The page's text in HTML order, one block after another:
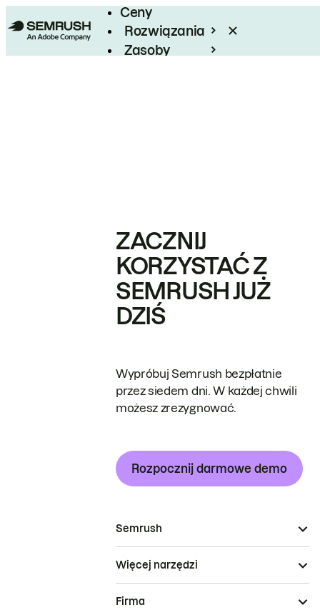
Ceny
Rozwiązania
Zasoby
ZACZNIJ
KORZYSTAĆ Z
SEMRUSH JUŻ
DZIŚ
Wypróbuj Semrush bezpłatnie
przez siedem dni. W każdej chwili
możesz zrezygnować.
Rozpocznij darmowe demo
Semrush
Więcej narzędzi
Firma